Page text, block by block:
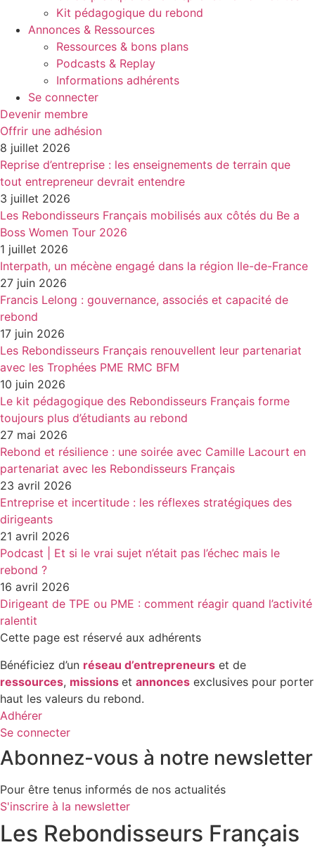
Kit pédagogique du rebond
Annonces & Ressources
Ressources & bons plans
Podcasts & Replay
Informations adhérents
Se connecter
Devenir membre
Offrir une adhésion
8 juillet 2026
Reprise d’entreprise : les enseignements de terrain que
tout entrepreneur devrait entendre
3 juillet 2026
Les Rebondisseurs Français mobilisés aux côtés du Be a
Boss Women Tour 2026
1 juillet 2026
Interpath, un mécène engagé dans la région Ile-de-France
27 juin 2026
Francis Lelong : gouvernance, associés et capacité de
rebond
17 juin 2026
Les Rebondisseurs Français renouvellent leur partenariat
avec les Trophées PME RMC BFM
10 juin 2026
Le kit pédagogique des Rebondisseurs Français forme
toujours plus d’étudiants au rebond
27 mai 2026
Rebond et résilience : une soirée avec Camille Lacourt en
partenariat avec les Rebondisseurs Français
23 avril 2026
Entreprise et incertitude : les réflexes stratégiques des
dirigeants
21 avril 2026
Podcast | Et si le vrai sujet n’était pas l’échec mais le
rebond ?
16 avril 2026
Dirigeant de TPE ou PME : comment réagir quand l’activité
ralentit
Cette page est réservé aux adhérents
Bénéficiez d’un réseau d’entrepreneurs et de
ressources, missions et annonces exclusives pour porter
haut les valeurs du rebond.
Adhérer
Se connecter
Abonnez-vous à notre newsletter
Pour être tenus informés de nos actualités
S'inscrire à la newsletter
Les Rebondisseurs Français